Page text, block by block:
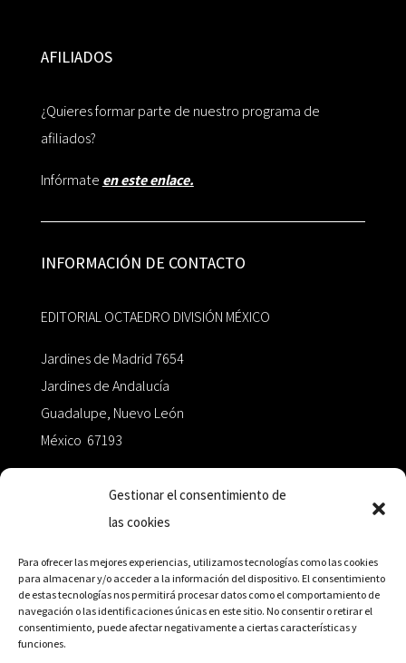
Gestionar el consentimiento de
las cookies
Para ofrecer las mejores experiencias, utilizamos tecnologías como las cookies
para almacenar y/o acceder a la información del dispositivo. El consentimiento
de estas tecnologías nos permitirá procesar datos como el comportamiento de
navegación o las identificaciones únicas en este sitio. No consentir o retirar el
consentimiento, puede afectar negativamente a ciertas características y
funciones.
AFILIADOS
¿Quieres formar parte de nuestro programa de
afiliados?
Infórmate en este enlace.
INFORMACIÓN DE CONTACTO
EDITORIAL OCTAEDRO DIVISIÓN MÉXICO
Jardines de Madrid 7654
Jardines de Andalucía
Guadalupe, Nuevo León
México 67193
+52 811.499.5638
RED DE DISTRIBUCIÓN
Distribuidores en México y Octaedro internacional